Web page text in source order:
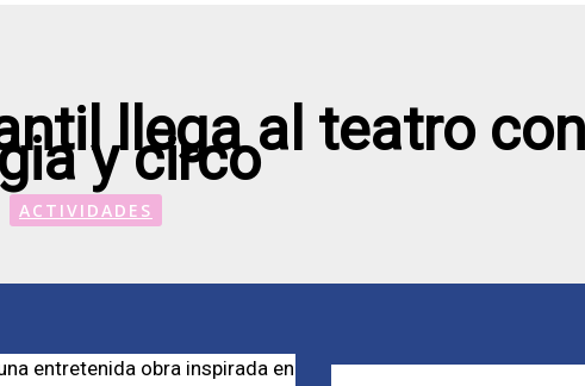
llega al teatro
y circo
ACTIVIDADES
entretenida obra inspirada en